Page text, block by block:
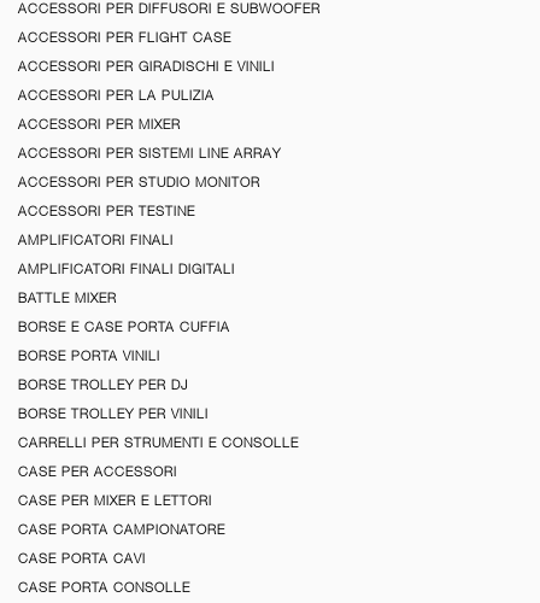
ACCESSORI PER DIFFUSORI E SUBWOOFER
ACCESSORI PER FLIGHT CASE
ACCESSORI PER GIRADISCHI E VINILI
ACCESSORI PER LA PULIZIA
ACCESSORI PER MIXER
ACCESSORI PER SISTEMI LINE ARRAY
ACCESSORI PER STUDIO MONITOR
ACCESSORI PER TESTINE
AMPLIFICATORI FINALI
AMPLIFICATORI FINALI DIGITALI
BATTLE MIXER
BORSE E CASE PORTA CUFFIA
BORSE PORTA VINILI
BORSE TROLLEY PER DJ
BORSE TROLLEY PER VINILI
CARRELLI PER STRUMENTI E CONSOLLE
CASE PER ACCESSORI
CASE PER MIXER E LETTORI
CASE PORTA CAMPIONATORE
CASE PORTA CAVI
CASE PORTA CONSOLLE